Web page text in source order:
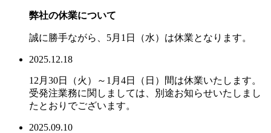
弊社の休業について
誠に勝手ながら、5月1日（水）は休業となります。
2025.12.18
12月30日（火）～1月4日（日）間は休業いたします。
受発注業務に関しましては、別途お知らせいたしまし
たとおりでございます。
2025.09.10